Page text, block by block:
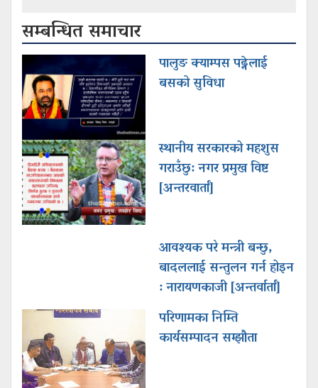
सम्बन्धित समाचार
पालुङ क्याम्पस पढ्नेलाई
बसको सुविधा
स्थानीय सरकारको महशुस
गराउँछु: नगर प्रमुख विष्ट
[अन्तरवार्ता]
आवश्यक परे मन्त्री बन्छु,
बादललाई सन्तुलन गर्न होइन
: नारायणकाजी [अन्तर्वार्ता]
परिणामका निम्ति
कार्यसम्पादन सम्झौता